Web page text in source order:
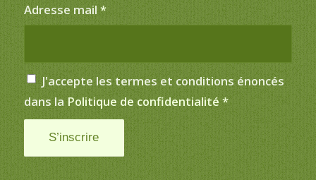
Adresse mail *
J'accepte les termes et conditions énoncés
dans la Politique de confidentialité *